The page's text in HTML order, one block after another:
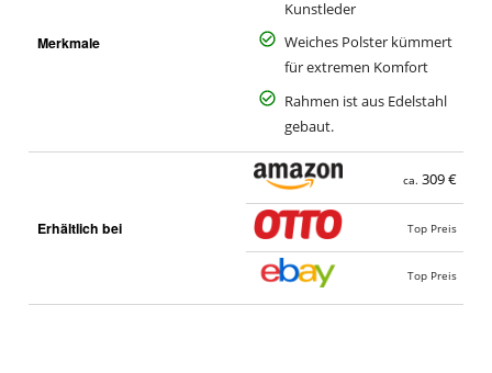
Merkmale
Kunstleder
Weiches Polster kümmert
für extremen Komfort
Rahmen ist aus Edelstahl
gebaut.
Erhältlich bei
ca. 309 €
Top Preis
Top Preis